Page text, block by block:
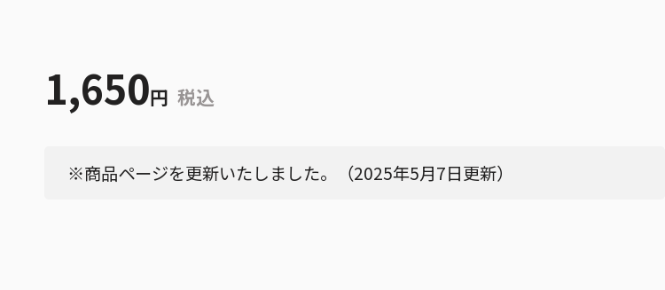
1,650円 税込
※商品ページを更新いたしました。（2025年5月7日更新）